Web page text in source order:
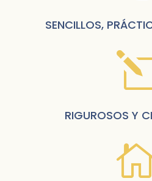
SENCILLOS,
RIGUROSOS Y